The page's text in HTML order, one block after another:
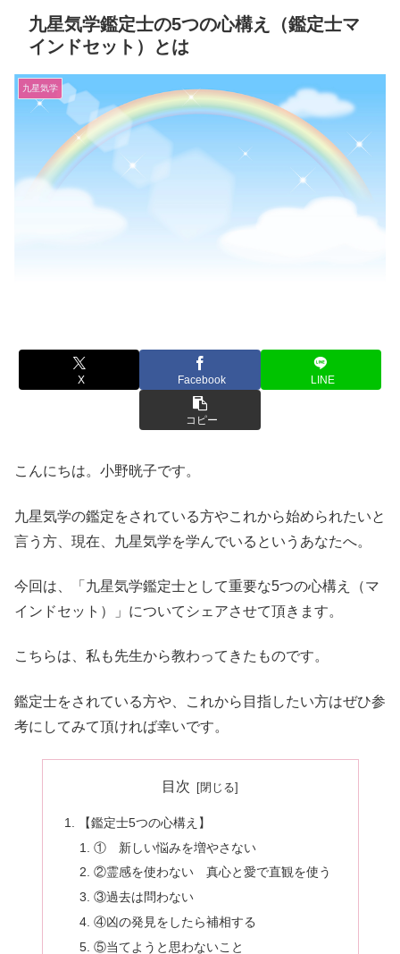
九星気学鑑定士の5つの心構え（鑑定士マ
インドセット）とは
九星気学
X Facebook LINE
コピー
こんにちは。小野晄子です。
九星気学の鑑定をされている方やこれから始められたいと
言う方、現在、九星気学を学んでいるというあなたへ。
今回は、「九星気学鑑定士として重要な5つの心構え（マ
インドセット）」についてシェアさせて頂きます。
こちらは、私も先生から教わってきたものです。
鑑定士をされている方や、これから目指したい方はぜひ参
考にしてみて頂ければ幸いです。
目次
【鑑定士5つの心構え】
① 新しい悩みを増やさない
②霊感を使わない 真心と愛で直観を使う
③過去は問わない
④凶の発見をしたら補相する
⑤当てようと思わないこと